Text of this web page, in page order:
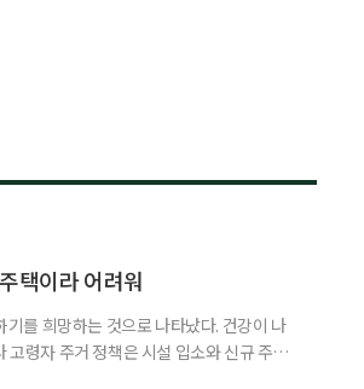
택이라 어려워
를 희망하는 것으로 나타났다. 건강이 나
고령자 주거 정책은 시설 입소와 신규 주택